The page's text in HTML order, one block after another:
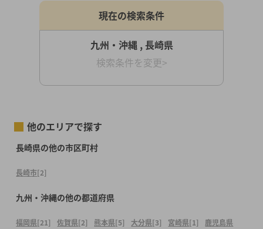
現在の検索条件
九州・沖縄 , 長崎県
検索条件を変更>
他のエリアで探す
長崎県の他の市区町村
長崎市[2]
九州・沖縄の他の都道府県
福岡県[21] 佐賀県[2] 熊本県[5] 大分県[3] 宮崎県[1]
鹿児島県